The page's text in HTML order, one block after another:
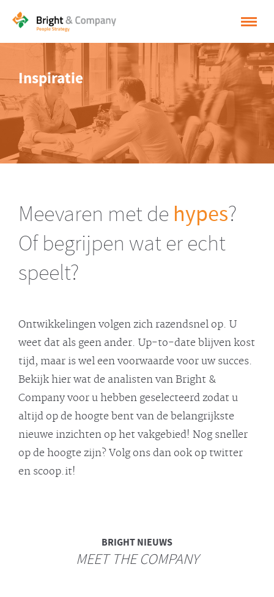
OPLOSSINGEN
CASES
INSPIRATIE
OVER BRIGHT & COMPANY
NEDERLANDS
ENGLISH
Inspiratie
Meevaren met de hypes?
Of begrijpen wat er echt
speelt?
Ontwikkelingen volgen zich razendsnel op. U
weet dat als geen ander. Up-to-date blijven kost
tijd, maar is wel een voorwaarde voor uw succes.
Bekijk hier wat de analisten van Bright &
Company voor u hebben geselecteerd zodat u
altijd op de hoogte bent van de belangrijkste
nieuwe inzichten op het vakgebied! Nog sneller
op de hoogte zijn? Volg ons dan ook op twitter
en scoop.it!
BRIGHTNIEUWS
MEET THE COMPANY